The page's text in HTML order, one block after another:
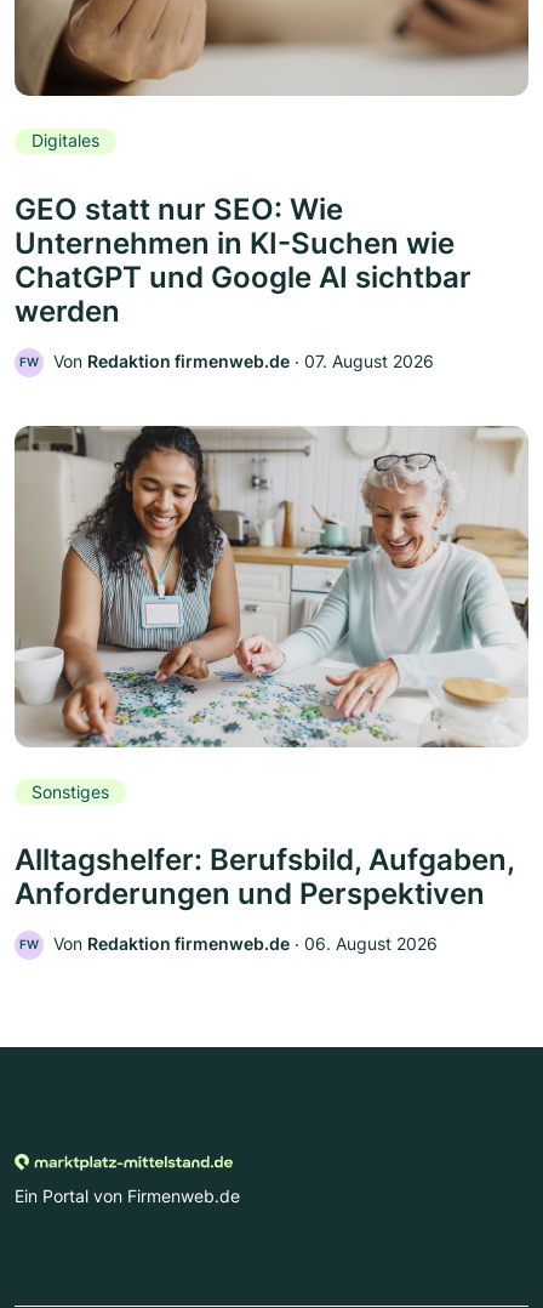
Digitales
GEO statt nur SEO: Wie
Unternehmen in KI-Suchen wie
ChatGPT und Google AI sichtbar
werden
FW Von Redaktion firmenweb.de ‧ 07. August 2026
Sonstiges
Alltagshelfer: Berufsbild, Aufgaben,
Anforderungen und Perspektiven
FW Von Redaktion firmenweb.de ‧ 06. August 2026
Ein Portal von Firmenweb.de